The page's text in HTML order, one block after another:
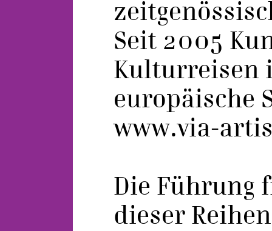
Seit 2005
Kulturreisen
europäische
www.via-
Die Führung
dieser